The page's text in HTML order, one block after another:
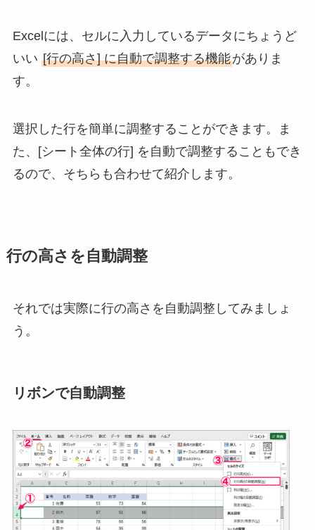
Excelには、セルに入力しているデータにちょうど
いい [行の高さ] に自動で調整する機能がありま
す。
選択した行を簡単に調整することができます。ま
た、[シート全体の行] を自動で調整することもでき
るので、そちらも合わせて紹介します。
行の高さを自動調整
それでは実際に行の高さを自動調整してみましょ
う。
リボンで自動調整